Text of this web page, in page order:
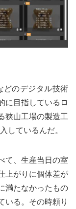
どのデジタル技術
に目指しているロ
狭山工場の製造工
しているんだ。
て、生産当日の室
上がりに個体差が
満たなかったもの
いる。その時頼り